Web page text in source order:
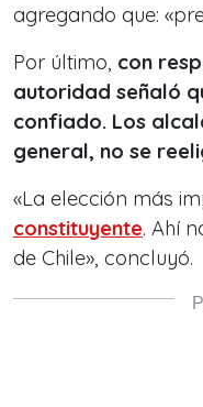
agregando que:
Por último, con
autoridad señaló
confiado. Los
general, no se
«La elección más
constituyente. Ahí
de Chile», concluyó.